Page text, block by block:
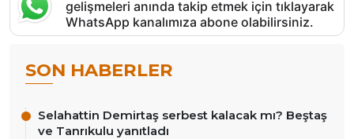
gelişmeleri anında takip etmek için tıklayarak
WhatsApp kanalımıza abone olabilirsiniz.
SON HABERLER
Selahattin Demirtaş serbest kalacak mı? Beştaş
ve Tanrıkulu yanıtladı